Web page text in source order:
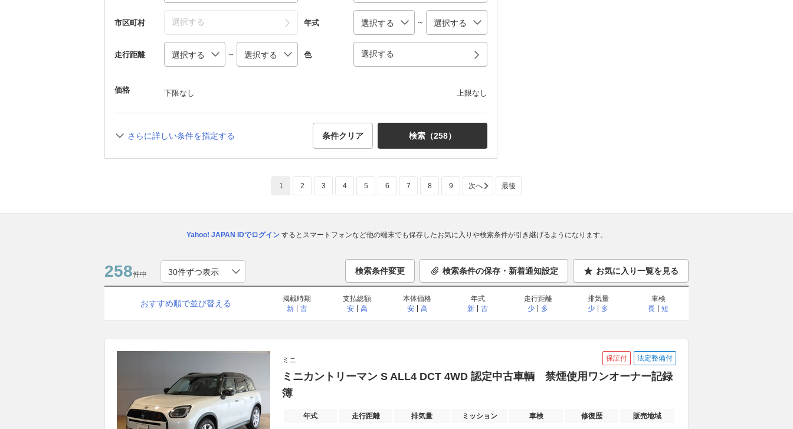
市区町村 選択する 年式 ～
走行距離 ～ 色 選択する
価格 下限なし 上限なし
さらに詳しい条件を指定する 条件クリア 検索（258）
1 2 3 4 5 6 7 8 9 次へ 最後
Yahoo! JAPAN IDでログインするとスマートフォンなど他の端末でも保存したお気に入りや検索条件が引き継げるようになります。
258件中 検索条件変更 検索条件の保存・新着通知設定 お気に入り一覧を見る
おすすめ順で並び替える
掲載時期
新
古
支払総額
安
高
本体価格
安
高
年式
新
古
走行距離
少
多
排気量
少
多
車検
長
短
ミニ 保証付 法定整備付
ミニカントリーマン S ALL4 DCT 4WD 認定中古車輌 禁煙使用ワンオーナー記録
簿
年式 走行距離 排気量 ミッション 車検 修復歴 販売地域